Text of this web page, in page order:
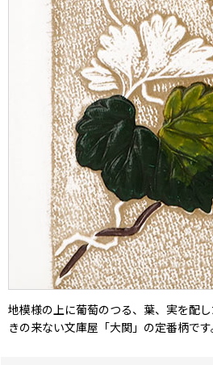
地模様の上に葡萄のつる、葉、実を配
きの来ない文庫屋「大関」の定番柄で